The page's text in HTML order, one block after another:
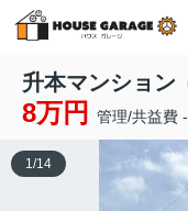
升本マンション
8万円 管理/共益費 -
1/14